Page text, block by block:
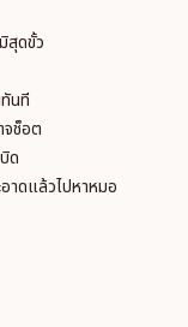
สุดขั้ว
นที
จช็อต
ด
าดแล้วไปหาหมอ